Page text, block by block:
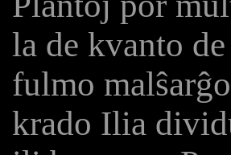
la de kvanto
fulmo
krado Ilia